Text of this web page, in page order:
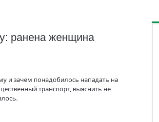
ранена женщина
и зачем понадобилось нападать на
транспорт, выяснить не